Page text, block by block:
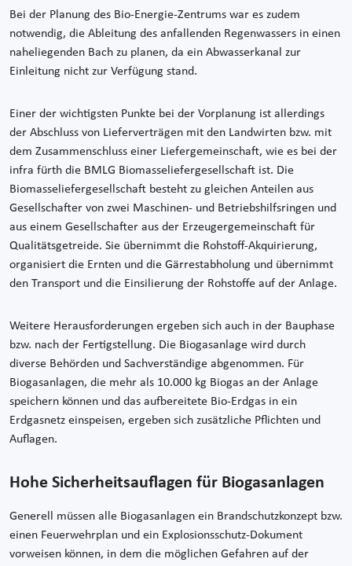
Bei der Planung des Bio-Energie-Zentrums war es zudem
notwendig, die Ableitung des anfallenden Regenwassers in einen
naheliegenden Bach zu planen, da ein Abwasserkanal zur
Einleitung nicht zur Verfügung stand.
Einer der wichtigsten Punkte bei der Vorplanung ist allerdings
der Abschluss von Lieferverträgen mit den Landwirten bzw. mit
dem Zusammenschluss einer Liefergemeinschaft, wie es bei der
infra fürth die BMLG Biomasseliefergesellschaft ist. Die
Biomasseliefergesellschaft besteht zu gleichen Anteilen aus
Gesellschafter von zwei Maschinen- und Betriebshilfsringen und
aus einem Gesellschafter aus der Erzeugergemeinschaft für
Qualitätsgetreide. Sie übernimmt die Rohstoff-Akquirierung,
organisiert die Ernten und die Gärrestabholung und übernimmt
den Transport und die Einsilierung der Rohstoffe auf der Anlage.
Weitere Herausforderungen ergeben sich auch in der Bauphase
bzw. nach der Fertigstellung. Die Biogasanlage wird durch
diverse Behörden und Sachverständige abgenommen. Für
Biogasanlagen, die mehr als 10.000 kg Biogas an der Anlage
speichern können und das aufbereitete Bio-Erdgas in ein
Erdgasnetz einspeisen, ergeben sich zusätzliche Pflichten und
Auflagen.
Hohe Sicherheitsauflagen für Biogasanlagen
Generell müssen alle Biogasanlagen ein Brandschutzkonzept bzw.
einen Feuerwehrplan und ein Explosionsschutz-Dokument
vorweisen können, in dem die möglichen Gefahren auf der